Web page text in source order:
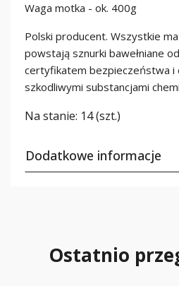
Waga motka - ok. 400g
Polski producent. Wszystkie
powstają sznurki bawełniane
certyfikatem bezpieczeństwa i
szkodliwymi substancjami
Na stanie: 14 (szt.)
Dodatkowe informacje
Ostatnio